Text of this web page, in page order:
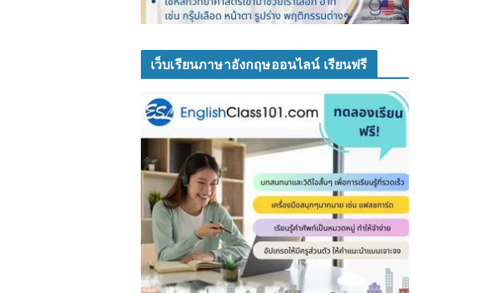
เว็บเรียนภาษาอังกฤษออนไลน์ เรียนฟรี